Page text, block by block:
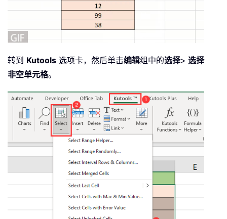
转到 Kutools 选项卡，然后单击编辑组中的选择> 选择
非空单元格。